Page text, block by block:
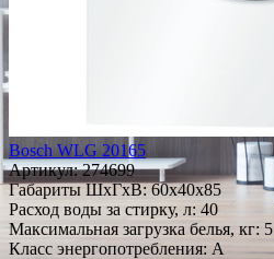
Bosch WLG 20165
Артикул:274699
Габариты ШxГxВ: 60x40x85
Расход воды за стирку, л: 40
Максимальная загрузка белья, кг: 5
Класс энергопотребления: A